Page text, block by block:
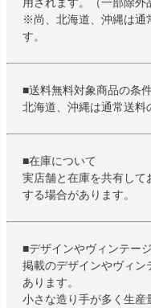
※尚、北海道、沖縄は通
す。
■送料無料対象商品の条
北海道、沖縄は通常送料
■在庫について
実店舗と在庫を共有して
する場合があります。
■デザインやヴィンテー
掲載のデザインやヴィ
あります。
小さな造り手が多く生